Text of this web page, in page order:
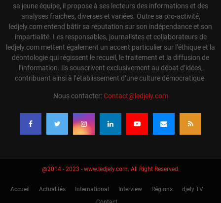
sa jeune équipe, il propose à ses lecteurs des informations et des
analyses fraiches, diverses et variées. Outre sa pro-activité,
ledjely.com entend bâtir sa réputation sur son indépendance et son
impartialité. Les responsables, journalistes et collaborateurs de
ledjely.com mettent également un accent particulier sur l’éthique et la
déontologie qui régissent le recueil, le traitement et la diffusion de
l’information. Ils souscrivent exclusivement au débat d’idées,
contribuant ainsi à l’établissement d’une culture démocratique.
Nous contacter:Contact@ledjely.com
@2014 - 2023 - www.ledjely.com. All Right Reserved.
Accueil Actualités International Interview Régions
djely TV